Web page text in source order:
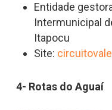
Entidade
Intermunicipal
Itapocu
Site:
4- Rotas do Aguaí